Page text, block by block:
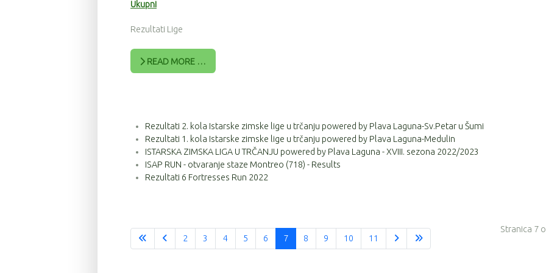
Ukupni
Rezultati Lige
READ MORE …
Rezultati 2. kola Istarske zimske lige u trčanju powered by Plava Laguna-Sv.Petar u Šumi
Rezultati 1. kola Istarske zimske lige u trčanju powered by Plava Laguna-Medulin
ISTARSKA ZIMSKA LIGA U TRČANJU powered by Plava Laguna - XVIII. sezona 2022/2023
ISAP RUN - otvaranje staze Montreo (718) - Results
Rezultati 6 Fortresses Run 2022
Stranica 7
2
3 4 5 6 7 8 9 10 11